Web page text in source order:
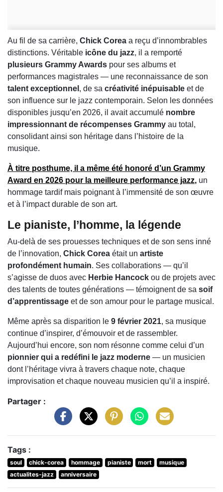
Au fil de sa carrière, Chick Corea a reçu d’innombrables
distinctions. Véritable icône du jazz, il a remporté
plusieurs Grammy Awards pour ses albums et
performances magistrales — une reconnaissance de son
talent exceptionnel , de sa créativité inépuisable et de
son influence sur le jazz contemporain. Selon les données
disponibles jusqu’en 2026, il avait accumulé nombre
impressionnant de récompenses Grammy au total,
consolidant ainsi son héritage dans l’histoire de la
musique.
À titre posthume, il a même été honoré d’un Grammy
Award en 2026 pour la meilleure performance jazz, un
hommage tardif mais poignant à l’immensité de son œuvre
et à l’impact durable de son art.
Le pianiste, l’homme, la légende
Au-delà de ses prouesses techniques et de son sens inné
de l’innovation, Chick Corea était un artiste
profondément humain. Ses collaborations — qu’il
s’agisse de duos avec Herbie Hancock ou de projets avec
des talents de toutes générations — témoignent de sa soif
d’apprentissage et de son amour pour le partage musical.
Même après sa disparition le 9 février 2021, sa musique
continue d’inspirer, d’émouvoir et de rassembler.
Aujourd’hui encore, son nom résonne comme celui d’un
pionnier qui a redéfini le jazz moderne — un musicien
dont l’héritage vivra à travers chaque note, chaque
improvisation et chaque nouveau musicien qu’il a inspiré.
Partager :
Tags :
soul chick-corea hommage pianiste mort
musique
actualites-jazz
anniversaire